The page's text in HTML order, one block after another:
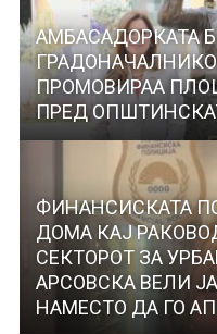
АМБАСАДОРКАТА
ПРОМОВИРАА
ПРЕД
ФИНАНСИСКАТА
ДОМА КАЈ
СЕКТОРОТ ЗА
АРСОВСКА ВЕЛИ
НАМЕСТО ДА ГО